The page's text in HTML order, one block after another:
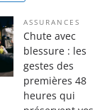
ASSURANCES
Chute avec
blessure : les
gestes des
premières 48
heures qui